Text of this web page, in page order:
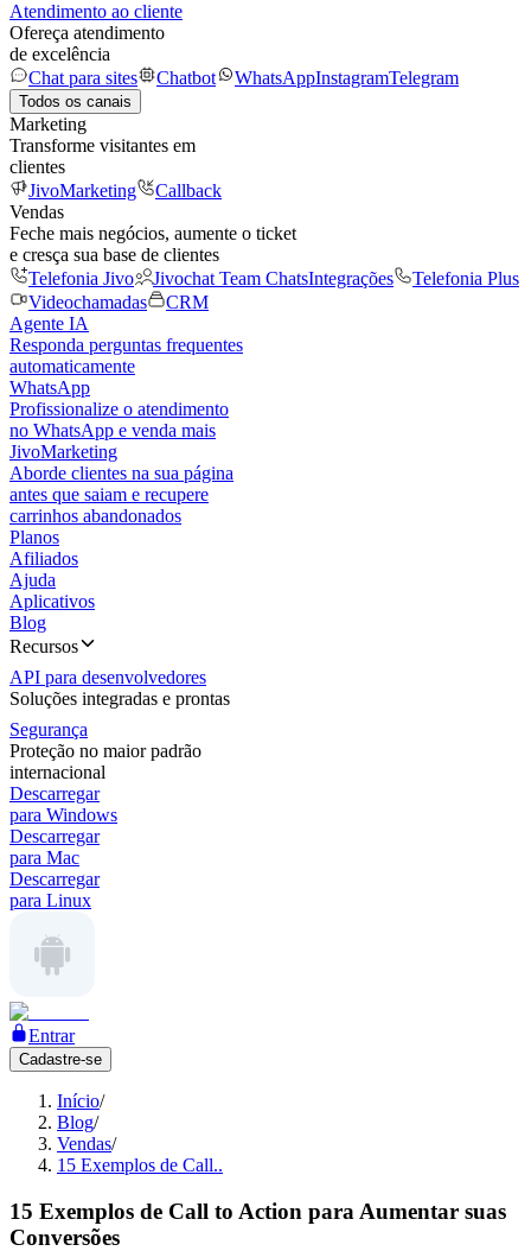
Atendimento ao cliente
Ofereça atendimento
de excelência
Chat para sites
Chatbot WhatsAppInstagramTelegram
Todos os canais
Marketing
Transforme visitantes em
clientes
JivoMarketing
Callback
Vendas
Feche mais negócios, aumente o ticket
e cresça sua base de clientes
Telefonia Jivo
Jivochat Team ChatsIntegrações
Telefonia Plus
Videochamadas
CRM
Agente IA
Responda perguntas frequentes
automaticamente
WhatsApp
Profissionalize o atendimento
no WhatsApp e venda mais
JivoMarketing
Aborde clientes na sua página
antes que saiam e recupere
carrinhos abandonados
Planos
Afiliados
Ajuda
Aplicativos
Blog
Recursos
API para desenvolvedores
Soluções integradas e prontas
Segurança
Proteção no maior padrão
internacional
Descarregar
para Windows
Descarregar
para Mac
Descarregar
para Linux
Entrar
Cadastre-se
Início/
Blog/
Vendas/
15 Exemplos de Call..
15 Exemplos de Call to Action para Aumentar suas
Conversões